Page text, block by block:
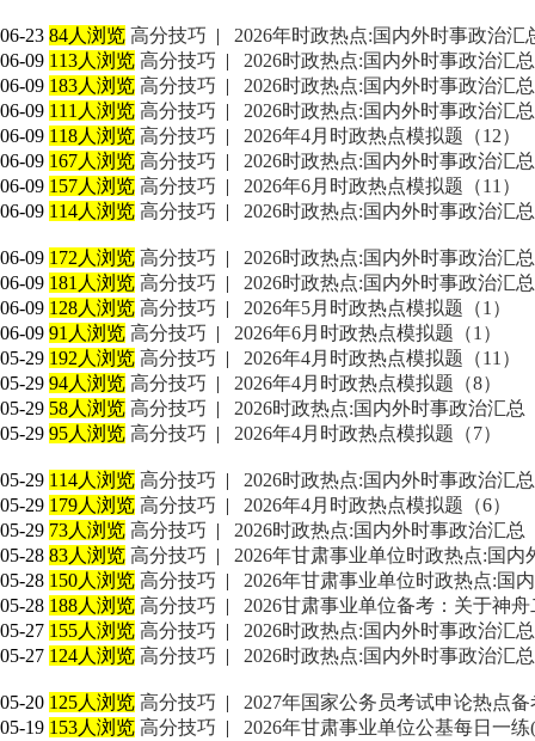
06-23 84人浏览 高分技巧 |
2026年时政热点:国内外时事政治汇
06-09 113人浏览 高分技巧 |
2026时政热点:国内外时事政治汇
06-09 183人浏览 高分技巧 |
2026时政热点:国内外时事政治汇
06-09 111人浏览 高分技巧 |
2026时政热点:国内外时事政治汇
06-09 118人浏览 高分技巧 |
2026年4月时政热点模拟题（12）
06-09 167人浏览 高分技巧 |
2026时政热点:国内外时事政治汇
06-09 157人浏览 高分技巧 |
2026年6月时政热点模拟题（11）
06-09 114人浏览 高分技巧 | 2026时政热点:国内外时事政治汇
06-09 172人浏览 高分技巧 |
2026时政热点:国内外时事政治汇
06-09 181人浏览 高分技巧 |
2026时政热点:国内外时事政治汇
06-09 128人浏览 高分技巧 |
2026年5月时政热点模拟题（1）
06-09 91人浏览 高分技巧 |
2026年6月时政热点模拟题（1）
05-29 192人浏览 高分技巧 |
2026年4月时政热点模拟题（11）
05-29 94人浏览 高分技巧 |
2026年4月时政热点模拟题（8）
05-29 58人浏览 高分技巧 |
2026时政热点:国内外时事政治汇总
05-29 95人浏览 高分技巧 | 2026年4月时政热点模拟题（7）
05-29 114人浏览 高分技巧 |
2026时政热点:国内外时事政治汇
05-29 179人浏览 高分技巧 |
2026年4月时政热点模拟题（6）
05-29 73人浏览 高分技巧 |
2026时政热点:国内外时事政治汇总
05-28 83人浏览 高分技巧 |
2026年甘肃事业单位时政热点:国内
05-28 150人浏览 高分技巧 |
2026年甘肃事业单位时政热点:国
05-28 188人浏览 高分技巧 |
2026甘肃事业单位备考：关于神
05-27 155人浏览 高分技巧 |
2026时政热点:国内外时事政治汇
05-27 124人浏览 高分技巧 | 2026时政热点:国内外时事政治汇
05-20 125人浏览 高分技巧 |
2027年国家公务员考试申论热点
05-19 153人浏览 高分技巧 |
2026年甘肃事业单位公基每日一练